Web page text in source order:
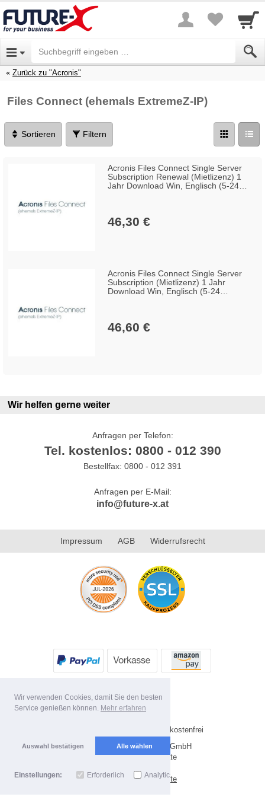
Wir verwenden Cookies, damit Sie den besten
Service genießen können. Mehr erfahren
Auswahl bestätigen Alle wählen
Einstellungen: Erforderlich Analytics
Zurück zu "Acronis"
Files Connect (ehemals ExtremeZ-IP)
Sortieren Filtern
Acronis Files Connect Single Server
Subscription Renewal (Mietlizenz) 1
Jahr Download Win, Englisch (5-24
46,30 €
Acronis Files Connect Single Server
Subscription (Mietlizenz) 1 Jahr
Download Win, Englisch (5-24
46,60 €
Wir helfen gerne weiter
Anfragen per Telefon:
Tel. kostenlos: 0800 - 012 390
Bestellfax: 0800 - 012 391
Anfragen per E-Mail:
info@future-x.at
Impressum AGB Widerrufsrecht
Alle Preise inkl. MwSt. Versandkostenfrei
Copyright 2026 by Future-X GmbH
Mobile Shop by Shopgate
Zur klassischen Webseite